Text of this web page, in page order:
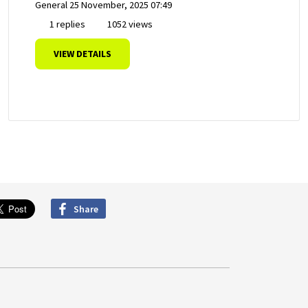
General 25 November, 2025 07:49
1 replies
1052 views
VIEW DETAILS
Share